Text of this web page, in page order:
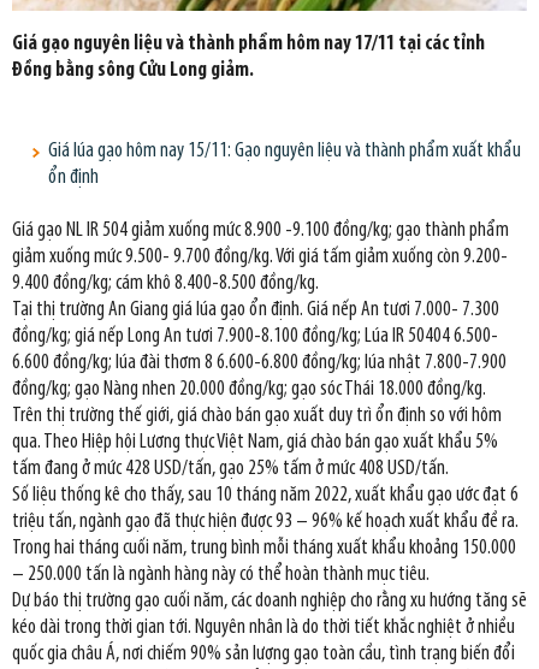
Giá gạo nguyên liệu và thành phẩm hôm nay 17/11 tại các tỉnh
Đồng bằng sông Cửu Long giảm.
Giá lúa gạo hôm nay 15/11: Gạo nguyên liệu và thành phẩm xuất khẩu
ổn định
Giá gạo NL IR 504 giảm xuống mức 8.900 -9.100 đồng/kg; gạo thành phẩm
giảm xuống mức 9.500- 9.700 đồng/kg. Với giá tấm giảm xuống còn 9.200-
9.400 đồng/kg; cám khô 8.400-8.500 đồng/kg.
Tại thị trường An Giang giá lúa gạo ổn định. Giá nếp An tươi 7.000- 7.300
đồng/kg; giá nếp Long An tươi 7.900-8.100 đồng/kg; Lúa IR 50404 6.500-
6.600 đồng/kg; lúa đài thơm 8 6.600-6.800 đồng/kg; lúa nhật 7.800-7.900
đồng/kg; gạo Nàng nhen 20.000 đồng/kg; gạo sóc Thái 18.000 đồng/kg.
Trên thị trường thế giới, giá chào bán gạo xuất duy trì ổn định so với hôm
qua. Theo Hiệp hội Lương thực Việt Nam, giá chào bán gạo xuất khẩu 5%
tấm đang ở mức 428 USD/tấn, gạo 25% tấm ở mức 408 USD/tấn.
Số liệu thống kê cho thấy, sau 10 tháng năm 2022, xuất khẩu gạo ước đạt 6
triệu tấn, ngành gạo đã thực hiện được 93 – 96% kế hoạch xuất khẩu đề ra.
Trong hai tháng cuối năm, trung bình mỗi tháng xuất khẩu khoảng 150.000
– 250.000 tấn là ngành hàng này có thể hoàn thành mục tiêu.
Dự báo thị trường gạo cuối năm, các doanh nghiệp cho rằng xu hướng tăng sẽ
kéo dài trong thời gian tới. Nguyên nhân là do thời tiết khắc nghiệt ở nhiều
quốc gia châu Á, nơi chiếm 90% sản lượng gạo toàn cầu, tình trạng biến đổi